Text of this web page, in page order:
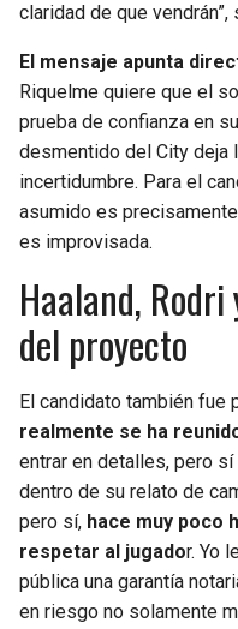
claridad de que vendrán”,
El mensaje apunta
Riquelme quiere que el
prueba de confianza en
desmentido del City deja
incertidumbre. Para el
asumido es
es improvisada.
Haaland,
del proyecto
El candidato también fue
realmente se ha
entrar en detalles, pero
dentro de su relato de
pero sí, hace muy poco
respetar al jugador. Yo
pública una garantía
en riesgo no solamente